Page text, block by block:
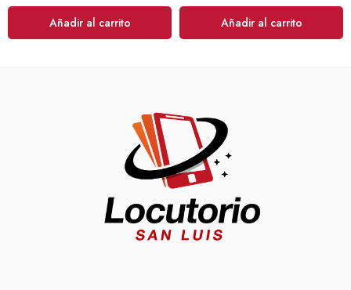
Añadir al carrito Añadir al carrito